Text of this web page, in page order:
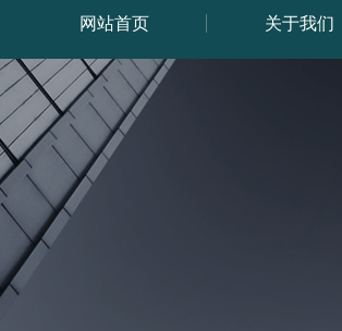
网站首页 关于我们